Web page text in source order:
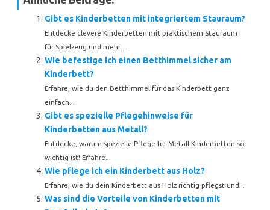
Gibt es Kinderbetten mit integriertem Stauraum?
Entdecke clevere Kinderbetten mit praktischem Stauraum
für Spielzeug und mehr....
Wie befestige ich einen Betthimmel sicher am
Kinderbett?
Erfahre, wie du den Betthimmel für das Kinderbett ganz
einfach...
Gibt es spezielle Pflegehinweise für
Kinderbetten aus Metall?
Entdecke, warum spezielle Pflege für Metall-Kinderbetten so
wichtig ist! Erfahre...
Wie pflege ich ein Kinderbett aus Holz?
Erfahre, wie du dein Kinderbett aus Holz richtig pflegst und...
Was sind die Vorteile von Kinderbetten mit